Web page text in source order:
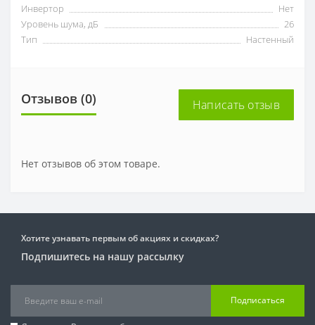
Инвертор
Нет
Уровень шума, дБ
26
Тип
Настенный
Отзывов (0) Написать отзыв
Нет отзывов об этом товаре.
Хотите узнавать первым об акциях и скидках?
Подпишитесь на нашу рассылку
Подписаться